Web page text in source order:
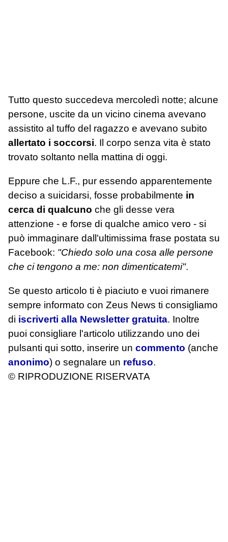
Tutto questo succedeva mercoledì notte; alcune
persone, uscite da un vicino cinema avevano
assistito al tuffo del ragazzo e avevano subito
allertato i soccorsi. Il corpo senza vita è stato
trovato soltanto nella mattina di oggi.
Eppure che L.F., pur essendo apparentemente
deciso a suicidarsi, fosse probabilmente in
cerca di qualcuno che gli desse vera
attenzione - e forse di qualche amico vero - si
può immaginare dall'ultimissima frase postata su
Facebook: "Chiedo solo una cosa alle persone
che ci tengono a me: non dimenticatemi".
Se questo articolo ti è piaciuto e vuoi rimanere
sempre informato con Zeus News ti consigliamo
di iscriverti alla Newsletter gratuita. Inoltre
puoi consigliare l'articolo utilizzando uno dei
pulsanti qui sotto, inserire un commento (anche
anonimo) o segnalare un refuso.
© RIPRODUZIONE RISERVATA